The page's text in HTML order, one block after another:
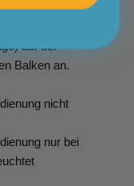
auf der
Balken an.
nicht
nur bei